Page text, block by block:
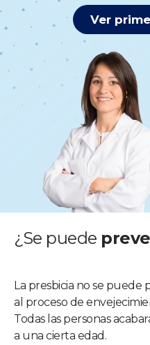
Ver
¿Se puede
La presbicia no se
al proceso de
Todas las personas
a una cierta edad.